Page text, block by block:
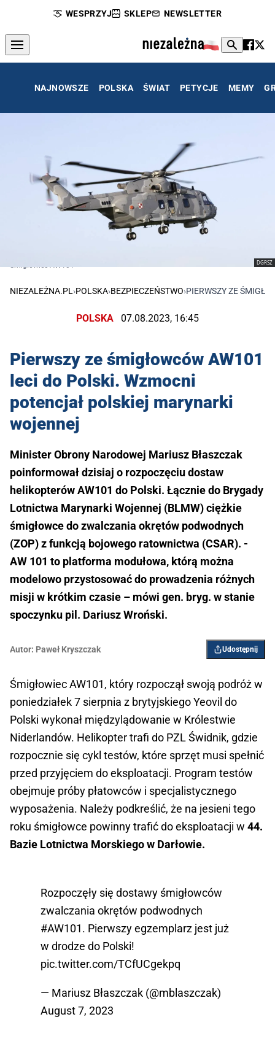
WESPRZYJ SKLEP NEWSLETTER
NAJNOWSZE POLSKA ŚWIAT PETYCJE MEMY
DGRSZ
Śmigłowiec AW101
NIEZALEŻNA.PL ›POLSKA›BEZPIECZEŃSTWO›PIERWSZY ZE
POLSKA 07.08.2023, 16:45
Pierwszy ze śmigłowców AW101
leci do Polski. Wzmocni
potencjał polskiej marynarki
wojennej
Minister Obrony Narodowej Mariusz Błaszczak
poinformował dzisiaj o rozpoczęciu dostaw
helikopterów AW101 do Polski. Łącznie do Brygady
Lotnictwa Marynarki Wojennej (BLMW) ciężkie
śmigłowce do zwalczania okrętów podwodnych
(ZOP) z funkcją bojowego ratownictwa (CSAR). -
AW 101 to platforma modułowa, którą można
modelowo przystosować do prowadzenia różnych
misji w krótkim czasie – mówi gen. bryg. w stanie
spoczynku pil. Dariusz Wroński.
Autor: Paweł Kryszczak Udostępnij
Śmigłowiec AW101, który rozpoczął swoją podróż w
poniedziałek 7 sierpnia z brytyjskiego Yeovil do
Polski wykonał międzylądowanie w Królestwie
Niderlandów. Helikopter trafi do PZL Świdnik, gdzie
rozpocznie się cykl testów, które sprzęt musi spełnić
przed przyjęciem do eksploatacji. Program testów
obejmuje próby płatowców i specjalistycznego
wyposażenia. Należy podkreślić, że na jesieni tego
roku śmigłowce powinny trafić do eksploatacji w 44.
Bazie Lotnictwa Morskiego w Darłowie.
Rozpoczęły się dostawy śmigłowców
zwalczania okrętów podwodnych
#AW101. Pierwszy egzemplarz jest już
w drodze do Polski!
pic.twitter.com/TCfUCgekpq
— Mariusz Błaszczak (@mblaszczak)
August 7, 2023